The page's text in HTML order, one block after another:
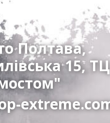
Полтава,
15,